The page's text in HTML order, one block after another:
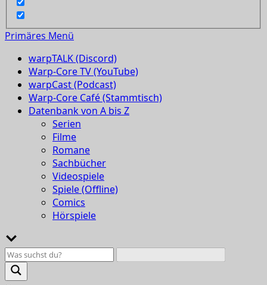
Primäres Menü
warpTALK (Discord)
Warp-Core TV (YouTube)
warpCast (Podcast)
Warp-Core Café (Stammtisch)
Datenbank von A bis Z
Serien
Filme
Romane
Sachbücher
Videospiele
Spiele (Offline)
Comics
Hörspiele